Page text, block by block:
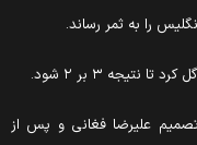
علیرضا فغانی و پس از